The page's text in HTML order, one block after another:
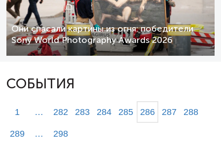
Они спасали картины из огня: победители
Sony World Photography Awards 2026
СОБЫТИЯ
1 … 282 283 284 285 286 287 288
289 … 298